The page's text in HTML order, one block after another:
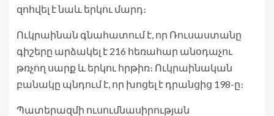
զոհվել է նաև երկու մարդ։
Ուկրաինան գնահատում է, որ Ռուսաստանը
գիշերը արձակել է 216 հեռահար անօդաչու
թռչող սարք և երկու հրթիռ։ Ուկրաինական
բանակը պնդում է, որ խոցել է դրանցից 198-ը։
Պատերազմի ուսումնասիրության